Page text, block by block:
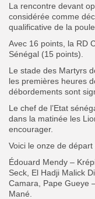
La rencontre devant
considérée comme
qualificative de la poule
Avec 16 points, la RD
Sénégal (15 points).
Le stade des Martyrs
les premières heures
débordements sont
Le chef de l’Etat
dans la matinée les
encourager.
Voici le onze de
Édouard Mendy –
Seck, El Hadji Malick
Camara, Pape Gueye
Mané.